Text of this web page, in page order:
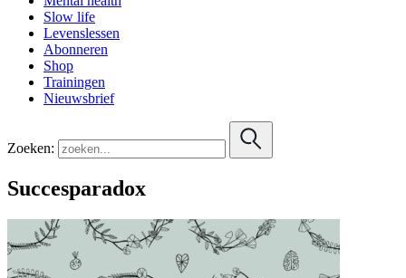
Slow life
Levenslessen
Abonneren
Shop
Trainingen
Nieuwsbrief
Zoeken:
Succesparadox